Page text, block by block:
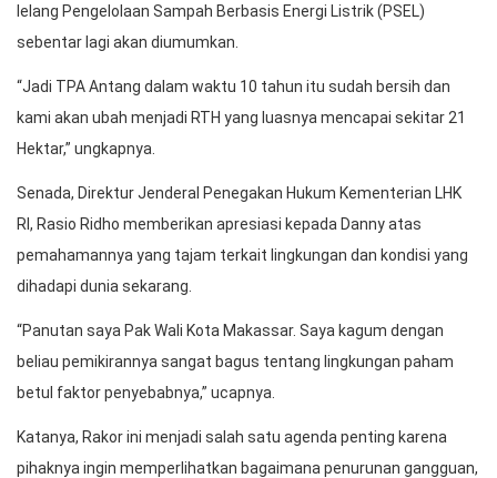
lelang Pengelolaan Sampah Berbasis Energi Listrik (PSEL)
sebentar lagi akan diumumkan.
“Jadi TPA Antang dalam waktu 10 tahun itu sudah bersih dan
kami akan ubah menjadi RTH yang luasnya mencapai sekitar 21
Hektar,” ungkapnya.
Senada, Direktur Jenderal Penegakan Hukum Kementerian LHK
RI, Rasio Ridho memberikan apresiasi kepada Danny atas
pemahamannya yang tajam terkait lingkungan dan kondisi yang
dihadapi dunia sekarang.
“Panutan saya Pak Wali Kota Makassar. Saya kagum dengan
beliau pemikirannya sangat bagus tentang lingkungan paham
betul faktor penyebabnya,” ucapnya.
Katanya, Rakor ini menjadi salah satu agenda penting karena
pihaknya ingin memperlihatkan bagaimana penurunan gangguan,